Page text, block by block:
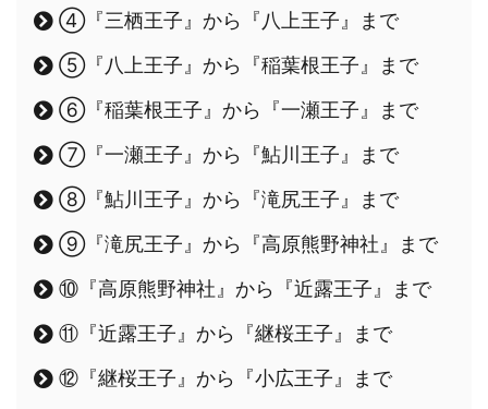
④『三栖王子』から『八上王子』まで
⑤『八上王子』から『稲葉根王子』まで
⑥『稲葉根王子』から『一瀬王子』まで
⑦『一瀬王子』から『鮎川王子』まで
⑧『鮎川王子』から『滝尻王子』まで
⑨『滝尻王子』から『高原熊野神社』まで
⑩『高原熊野神社』から『近露王子』まで
⑪『近露王子』から『継桜王子』まで
⑫『継桜王子』から『小広王子』まで